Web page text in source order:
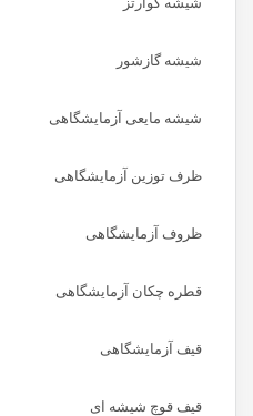
شیشه گازشور
شیشه مایعی آزمایشگاهی
ظرف توزین آزمایشگاهی
ظروف آزمایشگاهی
قطره چکان آزمایشگاهی
قیف آزمایشگاهی
قیف قوچ شیشه ای